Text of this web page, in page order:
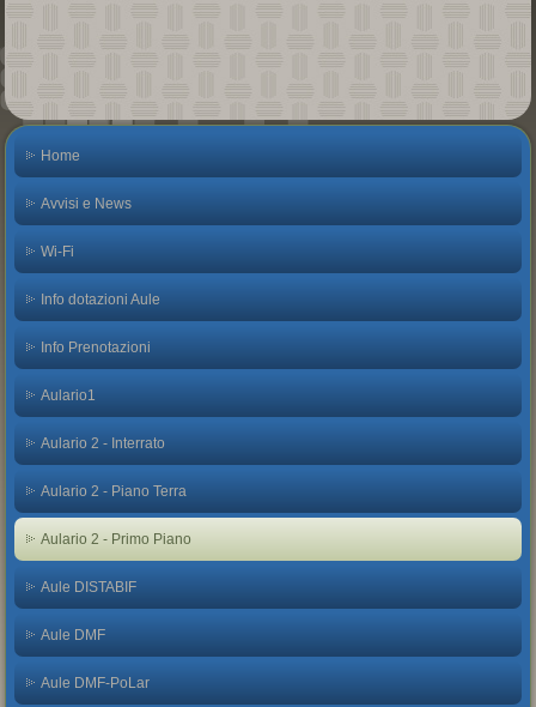
Home
Avvisi e News
Wi-Fi
Info dotazioni Aule
Info Prenotazioni
Aulario1
Aulario 2 - Interrato
Aulario 2 - Piano Terra
Aulario 2 - Primo Piano
Aule DISTABIF
Aule DMF
Aule DMF-PoLar